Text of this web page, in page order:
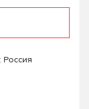
Россия